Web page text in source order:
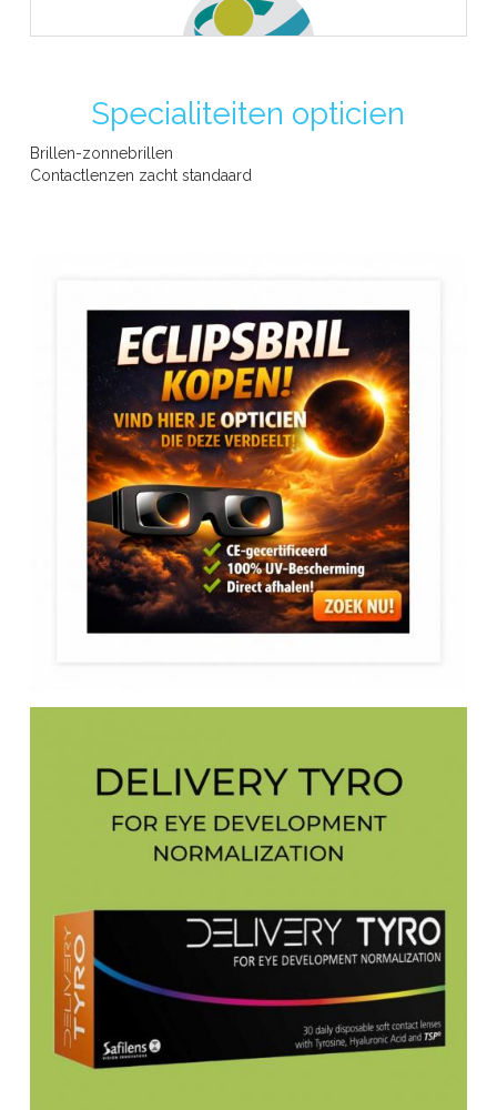
INAMI - opticien reconnu
Lunette Eclipse Solaire
RIZIV -erkend opticien
Specialiteiten opticien
Brillen-zonnebrillen
Contactlenzen zacht standaard